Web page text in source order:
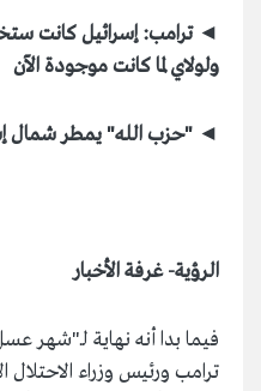
◄ ترامب: إسرائيل كانت
ولولاي لما كانت موجودة الآن
◄ "حزب الله" يمطر شمال
الرؤية- غرفة الأخبار
فيما بدا أنه نهاية لـ"شهر
ترامب ورئيس وزراء الاحتلال